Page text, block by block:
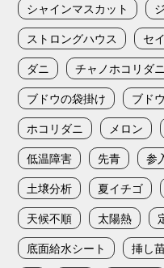
シャインマスカット
ストロングハウス
セ
ダニ
チャノホコリダニ
ブドウの袋掛け
ブド
ホコリダニ
メロン
低温障害
先青 参
土壌分析
夏イチゴ
天候不順
太陽熱
底面給水シート
挿し